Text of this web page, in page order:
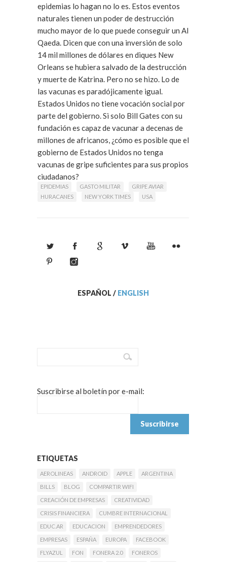
epidemias lo hagan no lo es. Estos eventos
naturales tienen un poder de destrucción
mucho mayor de lo que puede conseguir un Al
Qaeda. Dicen que con una inversión de solo
14 mil millones de dólares en diques New
Orleans se hubiera salvado de la destrucción
y muerte de Katrina. Pero no se hizo. Lo de
las vacunas es paradójicamente igual.
Estados Unidos no tiene vocación social por
parte del gobierno. Si solo Bill Gates con su
fundación es capaz de vacunar a decenas de
millones de africanos, ¿cómo es posible que el
gobierno de Estados Unidos no tenga
vacunas de gripe suficientes para sus propios
ciudadanos?
EPIDEMIAS GASTO MILITAR
GRIPE AVIAR
HURACANES
NEW YORK TIMES USA
ESPAÑOL / ENGLISH
Suscribirse al boletín por e-mail:
ETIQUETAS
AEROLINEAS ANDROID APPLE
ARGENTINA
BILLS
BLOG
COMPARTIR WIFI
CREACIÓN DE EMPRESAS
CREATIVIDAD
CRISIS FINANCIERA
CUMBRE INTERNACIONAL
EDUC.AR
EDUCACION
EMPRENDEDORES
EMPRESAS
ESPAÑA EUROPA
FACEBOOK
FLYAZUL
FON FONERA 2.0
FONEROS